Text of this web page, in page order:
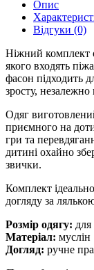
Опис
Відгуки (0)
Ніжний комплект
якого входять
фасон підходить
зросту, незалежно
Одяг
приємного на
гри та
дитині охайно
звички.
Комплект
догляду за
Розмір одягу: для
Матеріал: муслін
Догляд: ручне